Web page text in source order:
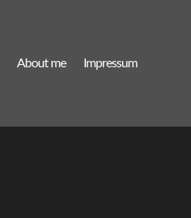
About me Impressum